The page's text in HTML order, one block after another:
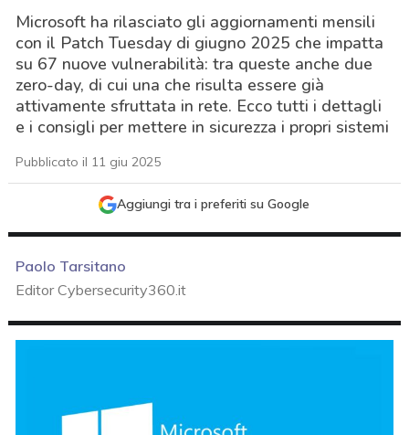
Microsoft ha rilasciato gli aggiornamenti mensili
con il Patch Tuesday di giugno 2025 che impatta
su 67 nuove vulnerabilità: tra queste anche due
zero-day, di cui una che risulta essere già
attivamente sfruttata in rete. Ecco tutti i dettagli
e i consigli per mettere in sicurezza i propri sistemi
Pubblicato il 11 giu 2025
Aggiungi tra i preferiti su Google
Paolo Tarsitano
Editor Cybersecurity360.it